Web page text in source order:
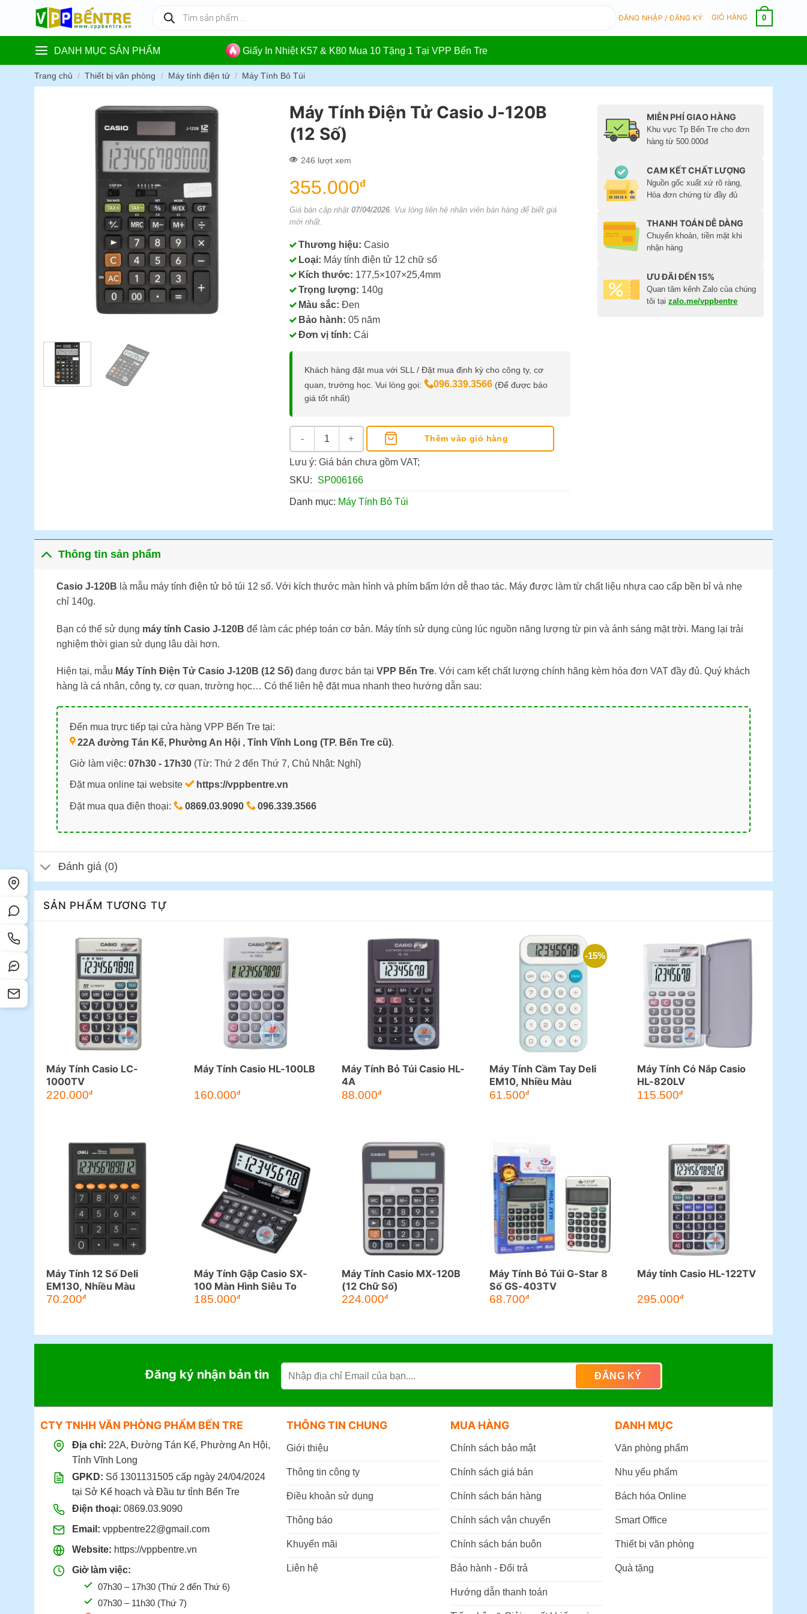
content
kiếm
phẩm
ĐĂNG NHẬP / ĐĂNG KÝ GIỎ HÀNG 0
DANH MỤC SẢN PHẨM Giấy In Nhiệt K57 & K80 Mua 10 Tặng 1 Tại VPP Bến Tre
Trang chủ / Thiết bị văn phòng / Máy tính điện tử / Máy Tính Bỏ Túi
Máy Tính Điện Tử Casio J-120B
(12 Số)
246 lượt xem
355.000đ
Giá bán cập nhật 07/04/2026 . Vui lòng liên hệ nhân viên bán hàng để biết giá
mới nhất.
Thương hiệu: Casio
Loại: Máy tính điện tử 12 chữ số
Kích thước: 177,5×107×25,4mm
Trọng lượng: 140g
Màu sắc: Đen
Bảo hành: 05 năm
Đơn vị tính: Cái
Khách hàng đặt mua với SLL / Đặt mua định kỳ cho công ty, cơ
quan, trường học. Vui lòng gọi:
096.339.3566 (Để được báo
giá tốt nhất)
Máy Tính Điện Tử Casio J-120B (12 Số) số lượng
Thêm vào giỏ hàng
Lưu ý: Giá bán chưa gồm VAT;
SKU:
SP006166
Danh mục: Máy Tính Bỏ Túi
MIỄN PHÍ GIAO HÀNG
Khu vực Tp Bến Tre cho đơn
hàng từ 500.000đ
CAM KẾT CHẤT LƯỢNG
Nguồn gốc xuất xứ rõ ràng,
Hóa đơn chứng từ đầy đủ
THANH TOÁN DỄ DÀNG
Chuyển khoản, tiền mặt khi
nhận hàng
ƯU ĐÃI ĐẾN 15%
Quan tâm kênh Zalo của chúng
tôi tạizalo.me/vppbentre
Thông tin sản phẩm
Casio J-120B là mẫu máy tính điện tử bỏ túi 12 số. Với kích thước màn hình và phím bấm lớn dễ thao tác. Máy được làm từ chất liệu nhựa cao cấp bền bỉ và nhẹ
chỉ 140g.
Bạn có thể sử dụng máy tính Casio J-120B để làm các phép toán cơ bản. Máy tính sử dụng cùng lúc nguồn năng lượng từ pin và ánh sáng mặt trời. Mang lại trải
nghiệm thời gian sử dụng lâu dài hơn.
Hiện tại, mẫu Máy Tính Điện Tử Casio J-120B (12 Số)đang được bán tại VPP Bến Tre. Với cam kết chất lượng chính hãng kèm hóa đơn VAT đầy đủ. Quý khách
hàng là cá nhân, công ty, cơ quan, trường học… Có thể liên hệ đặt mua nhanh theo hướng dẫn sau:
Đến mua trực tiếp tại cửa hàng VPP Bến Tre tại:
22A đường Tán Kế, Phường An Hội , Tỉnh Vĩnh Long (TP. Bến Tre cũ).
Giờ làm việc: 07h30 - 17h30(Từ: Thứ 2 đến Thứ 7, Chủ Nhật: Nghỉ)
Đặt mua online tại website https://vppbentre.vn
Đặt mua qua điện thoại: 0869.03.9090 096.339.3566
Đánh giá (0)
SẢN PHẨM TƯƠNG TỰ
Máy Tính Casio LC-
1000TV
220.000đ
Máy Tính Casio HL-100LB
160.000đ
Máy Tính Bỏ Túi Casio HL-
4A
88.000đ
-15%
Máy Tính Cầm Tay Deli
EM10, Nhiều Màu
Giá
gốc
61.500đGiá
Máy Tính Có Nắp Casio
HL-820LV
115.500đ
Máy Tính 12 Số Deli
EM130, Nhiều Màu
70.200đ
Máy Tính Gập Casio SX-
100 Màn Hình Siêu To
185.000đ
Máy Tính Casio MX-120B
(12 Chữ Số)
224.000đ
Máy Tính Bỏ Túi G-Star 8
Số GS-403TV
68.700đ
Máy tính Casio HL-122TV
295.000đ
Đăng ký nhận bản tin
CTY TNHH VĂN PHÒNG PHẨM BẾN TRE
Địa chỉ: 22A, Đường Tán Kế, Phường An Hội,
Tỉnh Vĩnh Long
GPKD: Số 1301131505 cấp ngày 24/04/2024
tại Sở Kế hoạch và Đầu tư tỉnh Bến Tre
Điện thoại: 0869.03.9090
Email: vppbentre22@gmail.com
Website: https://vppbentre.vn
Giờ làm việc:
07h30 – 17h30 (Thứ 2 đến Thứ 6)
07h30 – 11h30 (Thứ 7)
THÔNG TIN CHUNG
Giới thiệu
Thông tin công ty
Điều khoản sử dụng
Thông báo
Khuyến mãi
Liên hệ
MUA HÀNG
Chính sách bảo mật
Chính sách giá bán
Chính sách bán hàng
Chính sách vận chuyển
Chính sách bán buôn
Bảo hành - Đổi trả
Hướng dẫn thanh toán
DANH MỤC
Văn phòng phẩm
Nhu yếu phẩm
Bách hóa Online
Smart Office
Thiết bị văn phòng
Quà tặng